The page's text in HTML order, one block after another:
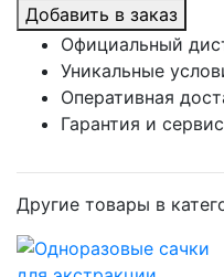
Добавить в заказ
Официальный
Уникальные
Оперативная
Гарантия и сервис
Другие товары в